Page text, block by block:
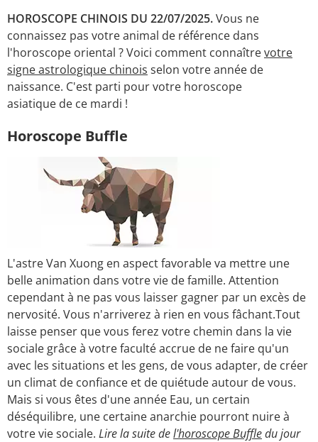
HOROSCOPE CHINOIS DU 22/07/2025.Vous ne
connaissez pas votre animal de référence dans
l'horoscope oriental ? Voici comment connaîtrevotre
signe astrologique chinois selon votre année de
naissance. C'est parti pour votre horoscope
asiatique de ce mardi !
Horoscope Buffle
L'astre Van Xuong en aspect favorable va mettre une
belle animation dans votre vie de famille. Attention
cependant à ne pas vous laisser gagner par un excès de
nervosité. Vous n'arriverez à rien en vous fâchant.Tout
laisse penser que vous ferez votre chemin dans la vie
sociale grâce à votre faculté accrue de ne faire qu'un
avec les situations et les gens, de vous adapter, de créer
un climat de confiance et de quiétude autour de vous.
Mais si vous êtes d'une année Eau, un certain
déséquilibre, une certaine anarchie pourront nuire à
votre vie sociale. Lire la suite del'horoscope Buffledu jour